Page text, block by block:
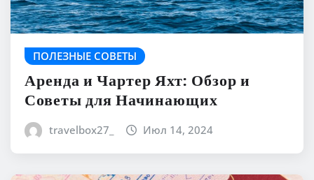
ПОЛЕЗНЫЕ СОВЕТЫ
Аренда и Чартер Яхт: Обзор и
Советы для Начинающих
travelbox27_ Июл 14, 2024